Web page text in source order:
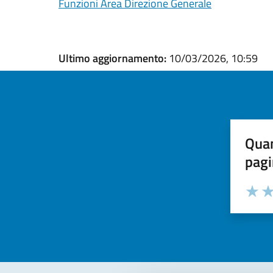
Funzioni Area Direzione Generale
Ultimo aggiornamento: 10/03/2026, 10:59
Valuta